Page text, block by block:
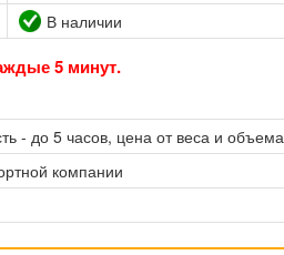
В наличии
5 минут.
- до 5 часов, цена от веса и объема
компании